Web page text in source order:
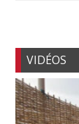
VIDÉOS